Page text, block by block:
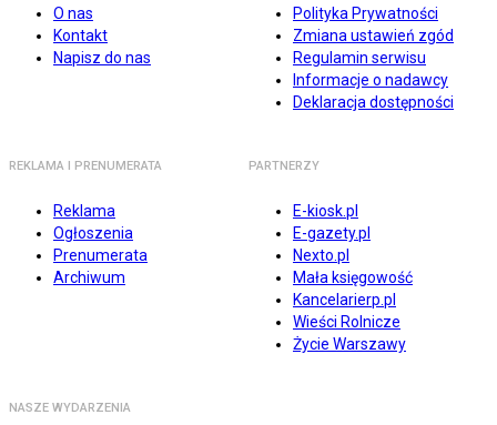
O nas
Kontakt
Napisz do nas
Polityka Prywatności
Zmiana ustawień zgód
Regulamin serwisu
Informacje o nadawcy
Deklaracja dostępności
REKLAMA I PRENUMERATA
Reklama
Ogłoszenia
Prenumerata
Archiwum
PARTNERZY
E-kiosk.pl
E-gazety.pl
Nexto.pl
Mała księgowość
Kancelarierp.pl
Wieści Rolnicze
Życie Warszawy
NASZE WYDARZENIA